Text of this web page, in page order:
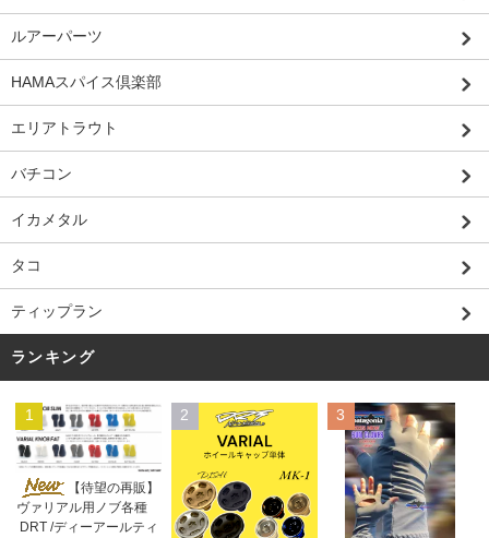
ルアーパーツ
HAMAスパイス倶楽部
エリアトラウト
バチコン
イカメタル
タコ
ティップラン
ランキング
1
【待望の再販】
ヴァリアル用ノブ各種
DRT /ディーアールティ
2 3